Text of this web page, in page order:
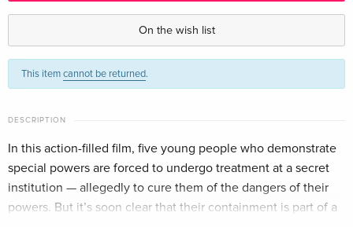
Limited Edition, Steelbook, 4K Ultra HD + 2
Blu-rays
French
Sold out
French
On the wish list
This itemcannot be returned.
DESCRIPTION
In this action-filled film, five young people who demonstrate
special powers are forced to undergo treatment at a secret
institution — allegedly to cure them of the dangers of their
powers. But it’s soon clear that their containment is part of a